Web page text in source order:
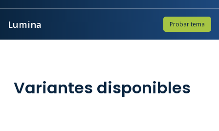
Lumina Probar tema
Variantes disponibles